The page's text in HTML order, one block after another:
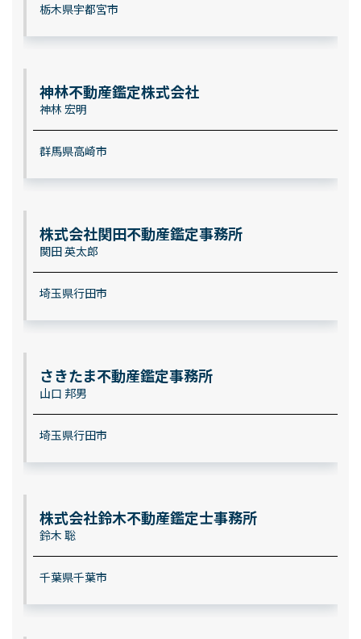
栃木県宇都宮市
神林不動産鑑定株式会社
神林 宏明
群馬県高崎市
株式会社関田不動産鑑定事務所
関田 英太郎
埼玉県行田市
さきたま不動産鑑定事務所
山口 邦男
埼玉県行田市
株式会社鈴木不動産鑑定士事務所
鈴木 聡
千葉県千葉市